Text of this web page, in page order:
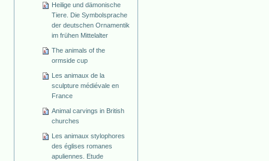
Heilige und dämonische
Tiere. Die Symbolsprache
der deutschen Ornamentik
im frühen Mittelalter
The animals of the
ormside cup
Les animaux de la
sculpture médiévale en
France
Animal carvings in British
churches
Les animaux stylophores
des églises romanes
apuliennes. Etude